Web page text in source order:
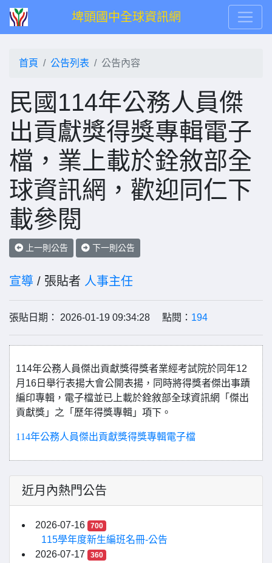
埤頭國中全球資訊網
首頁 公告列表 公告內容
民國114年公務人員傑
出貢獻獎得獎專輯電子
檔，業上載於銓敘部全
球資訊網，歡迎同仁下
載參閱
上一則公告 下一則公告
宣導 / 張貼者 人事主任
張貼日期： 2026-01-19 09:34:28 點閱： 194
114年公務人員傑出貢獻獎得獎者業經考試院於同年12
月 16 日舉行表揚大會公開表揚，同時將得獎者傑出事蹟
編印專輯，電子檔並已上載於銓敘部全球資訊網「傑出
貢獻獎」之「歷年得獎專輯」項下。
114年公務人員傑出貢獻獎得獎專輯電子檔
近月內熱門公告
2026-07-16 700
115學年度新生編班名冊-公告
2026-07-17
360